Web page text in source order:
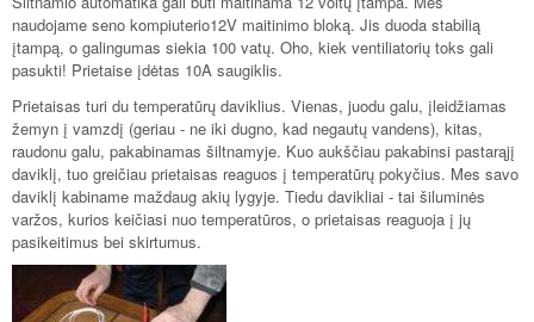
naudojame seno kompiuterio12V maitinimo bloką. Jis duoda stabilią
įtampą, o galingumas siekia 100 vatų. Oho, kiek ventiliatorių toks gali
pasukti! Prietaise įdėtas 10A saugiklis.
Prietaisas turi du temperatūrų daviklius. Vienas, juodu galu, įleidžiamas
žemyn į vamzdį (geriau - ne iki dugno, kad negautų vandens), kitas,
raudonu galu, pakabinamas šiltnamyje. Kuo aukščiau pakabinsi pastarąjį
daviklį, tuo greičiau prietaisas reaguos į temperatūrų pokyčius. Mes savo
daviklį kabiname maždaug akių lygyje. Tiedu davikliai - tai šiluminės
varžos, kurios keičiasi nuo temperatūros, o prietaisas reaguoja į jų
pasikeitimus bei skirtumus.